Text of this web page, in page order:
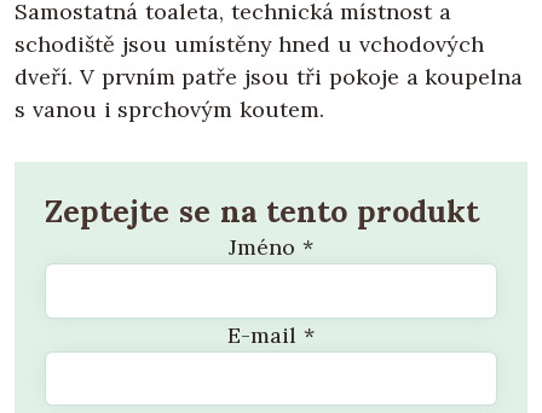
Samostatná toaleta, technická místnost a
schodiště jsou umístěny hned u vchodových
dveří. V prvním patře jsou tři pokoje a koupelna
s vanou i sprchovým koutem.
Zeptejte se na tento produkt
Jméno *
E-mail *